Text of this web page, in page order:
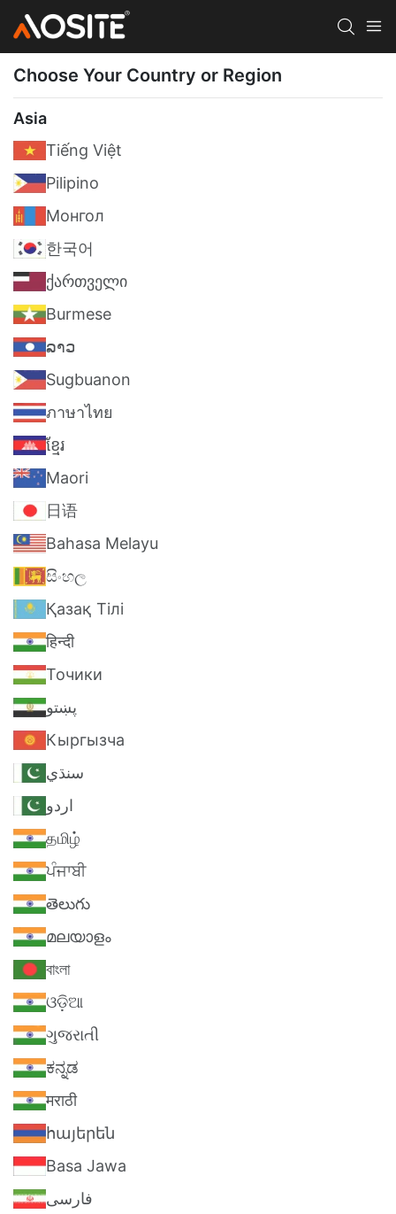
Choose Your Country or Region
Asia
Tiếng Việt
Pilipino
Монгол
한국어
ქართველი
Burmese
ລາວ
Sugbuanon
ภาษาไทย
ខ្មែរ
Maori
日语
Bahasa Melayu
සිංහල
Қазақ Тілі
हिन्दी
Точики
پښتو
Кыргызча
سنڌي
اردو
தமிழ்
ਪੰਜਾਬੀ
తెలుగు
മലയാളം
বাংলা
ଓଡ଼ିଆ
ગુજરાતી
ಕನ್ನಡ
मराठी
հայերեն
Basa Jawa
فارسی